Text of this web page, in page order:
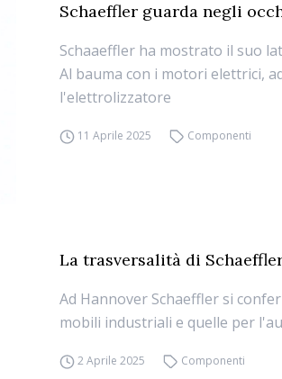
Schaeffler guarda negli
Schaaeffler ha mostrato il suo
Al bauma con i motori elettrici,
l'elettrolizzatore
11 Aprile 2025 Componenti
La trasversalità di
Ad Hannover Schaeffler si
mobili industriali e quelle per
2 Aprile 2025 Componenti